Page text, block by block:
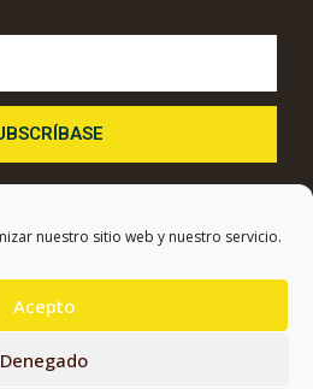
nuestro sitio web y nuestro servicio.
Acepto
Denegado